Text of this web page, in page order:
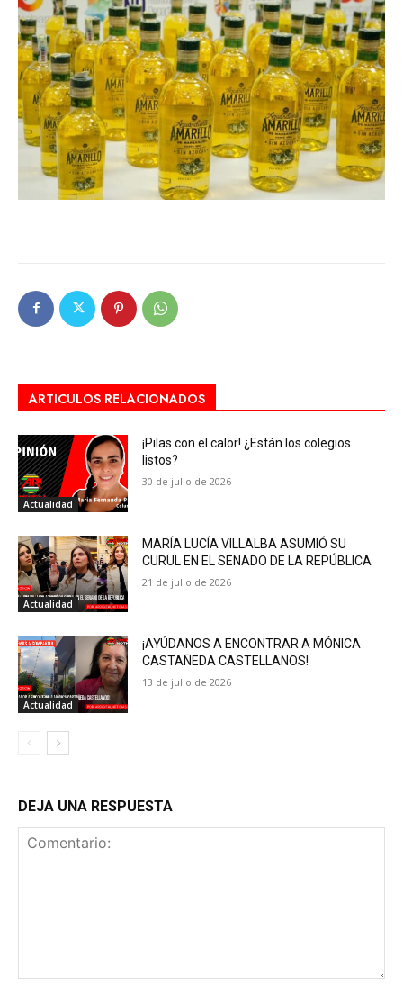
ARTICULOS RELACIONADOS
Actualidad
¡Pilas con el calor! ¿Están los colegios
listos?
30 de julio de 2026
Actualidad
MARÍA LUCÍA VILLALBA ASUMIÓ SU
CURUL EN EL SENADO DE LA REPÚBLICA
21 de julio de 2026
Actualidad
¡AYÚDANOS A ENCONTRAR A MÓNICA
CASTAÑEDA CASTELLANOS!
13 de julio de 2026
DEJA UNA RESPUESTA